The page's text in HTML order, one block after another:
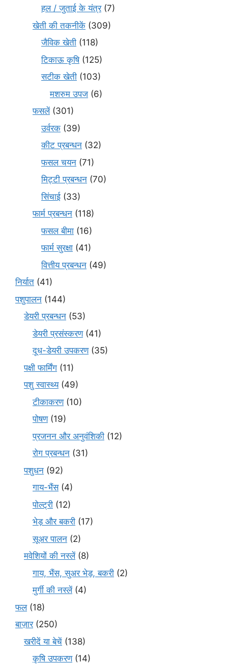
हल / जुताई के यंत्र(7)
खेती की तकनीकें (309)
जैविक खेती (118)
टिकाऊ कृषि(125)
सटीक खेती (103)
मशरुम उपज (6)
फसलें(301)
उर्वरक (39)
कीट प्रबन्धन (32)
फसल चयन (71)
मि‌ट्टी प्रबन्धन (70)
सिंचाई (33)
फार्म प्रबन्धन (118)
फसल बीमा (16)
फार्म सुरक्षा (41)
वित्तीय प्रबन्धन (49)
निर्यात (41)
पशुपालन (144)
डेयरी प्रबन्धन (53)
डेयरी प्रसंस्करण(41)
दूध-डेयरी उपकरण(35)
पक्षी फार्मिंग (11)
पशु स्वास्थ्य(49)
टीकाकरण(10)
पोषण(19)
प्रजनन और अनुवंशिकी (12)
रोग प्रबन्धन (31)
पशुधन (92)
गाय-भैंस(4)
पोल्ट्री (12)
भेड़ और बकरी (17)
सूअर पालन (2)
मवेशियों की नस्लें(8)
गाय, भैंस, सुअर भेड़, बकरी (2)
मुर्गी की नस्लें(4)
फल(18)
बाज़ार(250)
खरीदें या बेचें (138)
कृषि उपकरण(14)